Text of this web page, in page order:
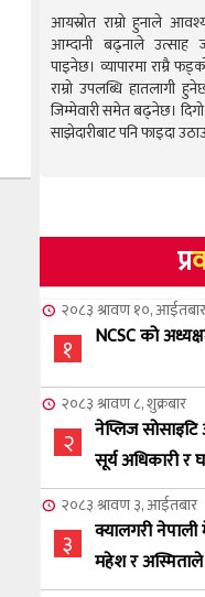
आयस्रोत राम्रो हुनाले
आम्दानी बढ्नाले उत्साह
पाइनेछ। व्यापारमा राम्रै
राम्रो उपलब्धि हातलागी
जिम्मेवारी समेत बढ्नेछ। दिगो
साझेदारीबाट पनि फाइदा
प्र
२०८३ श्रावण १०, आईतबार
१ NCSC को
२०८३ श्रावण ८, शुक्रबार
२
नेप्लिज
सूर्य अधिकारी र
२०८३ श्रावण ३, आईतबार
३
क्यालगरी
महेश र